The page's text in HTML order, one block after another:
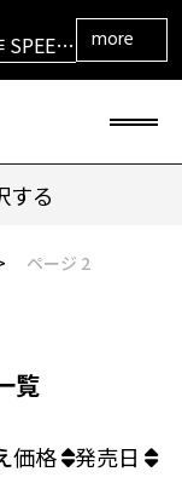
TOUR
ト
！
more
する
ページ 2
覧
価格 発売日